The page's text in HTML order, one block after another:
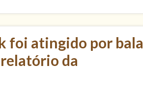
foi atingido por bala
da